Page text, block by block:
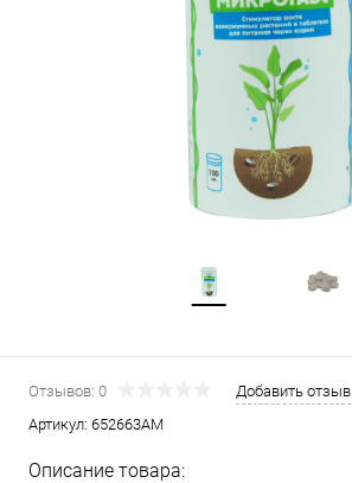
Отзывов: 0
Добавить отзыв
Артикул: 652663АМ
Описание товара: